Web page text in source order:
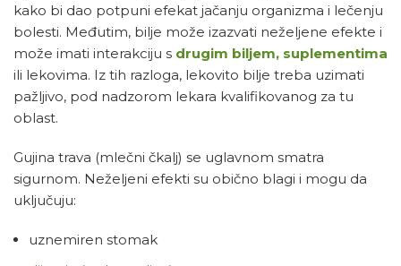
kako bi dao potpuni efekat jačanju organizma i lečenju
bolesti. Međutim, bilje može izazvati neželjene efekte i
može imati interakciju s drugim biljem, suplementima
ili lekovima. Iz tih razloga, lekovito bilje treba uzimati
pažljivo, pod nadzorom lekara kvalifikovanog za tu
oblast.
Gujina trava (mlečni čkalj) se uglavnom smatra
sigurnom. Neželjeni efekti su obično blagi i mogu da
uključuju:
uznemiren stomak